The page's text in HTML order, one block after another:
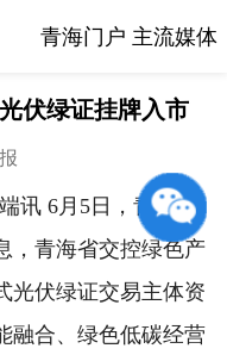
青海门户 主流媒体
伏绿证挂牌入市
6月5日，青海省
，青海省交控绿色产
光伏绿证交易主体资
融合、绿色低碳经营